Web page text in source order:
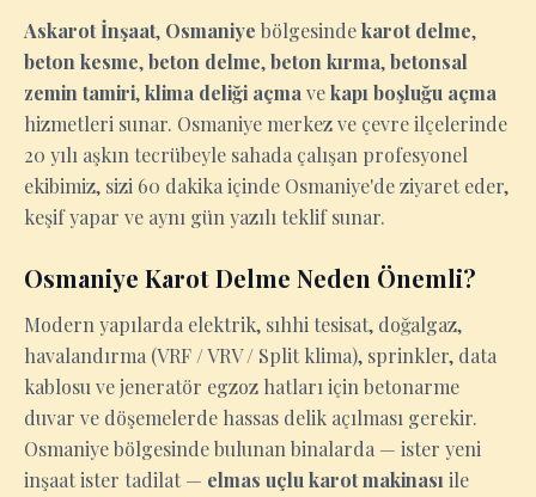
Askarot İnşaat, Osmaniye bölgesindekarot delme,
beton kesme,beton delme,beton kırma,betonsal
zemin tamiri,klima deliği açma vekapı boşluğu açma
hizmetleri sunar. Osmaniye merkez ve çevre ilçelerinde
20 yılı aşkın tecrübeyle sahada çalışan profesyonel
ekibimiz, sizi 60 dakika içinde Osmaniye'de ziyaret eder,
keşif yapar ve aynı gün yazılı teklif sunar.
Osmaniye Karot Delme Neden Önemli?
Modern yapılarda elektrik, sıhhi tesisat, doğalgaz,
havalandırma (VRF / VRV / Split klima), sprinkler, data
kablosu ve jeneratör egzoz hatları için betonarme
duvar ve döşemelerde hassas delik açılması gerekir.
Osmaniye bölgesinde bulunan binalarda — ister yeni
inşaat ister tadilat — elmas uçlu karot makinası ile